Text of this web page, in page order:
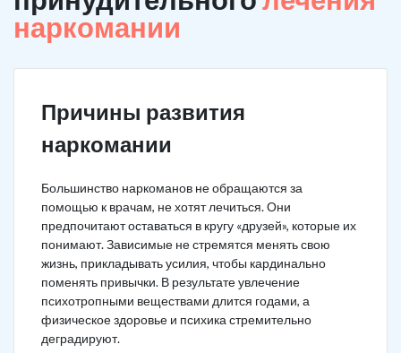
наркомании
Причины развития
наркомании
Большинство наркоманов не обращаются за
помощью к врачам, не хотят лечиться. Они
предпочитают оставаться в кругу «друзей», которые их
понимают. Зависимые не стремятся менять свою
жизнь, прикладывать усилия, чтобы кардинально
поменять привычки. В результате увлечение
психотропными веществами длится годами, а
физическое здоровье и психика стремительно
деградируют.